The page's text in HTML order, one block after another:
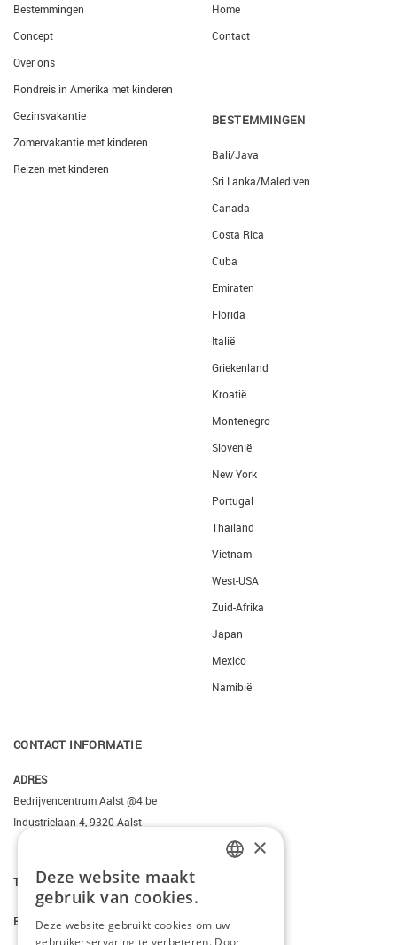
Bestemmingen
Concept
Over ons
Rondreis in Amerika met kinderen
Gezinsvakantie
Zomervakantie met kinderen
Reizen met kinderen
Home
Contact
BESTEMMINGEN
Bali/Java
Sri Lanka/Malediven
Canada
Costa Rica
Cuba
Emiraten
Florida
Italië
Griekenland
Kroatië
Montenegro
Slovenië
New York
Portugal
Thailand
Vietnam
West-USA
Zuid-Afrika
Japan
Mexico
Namibië
CONTACT INFORMATIE
ADRES
Bedrijvencentrum Aalst @4.be
Industrielaan 4, 9320 Aalst
T. +3223095206
E. info@kiddotravel.be
ENGLISH
×
Deze website maakt
gebruik van cookies.
Deze website gebruikt cookies om uw
gebruikerservaring te verbeteren. Door